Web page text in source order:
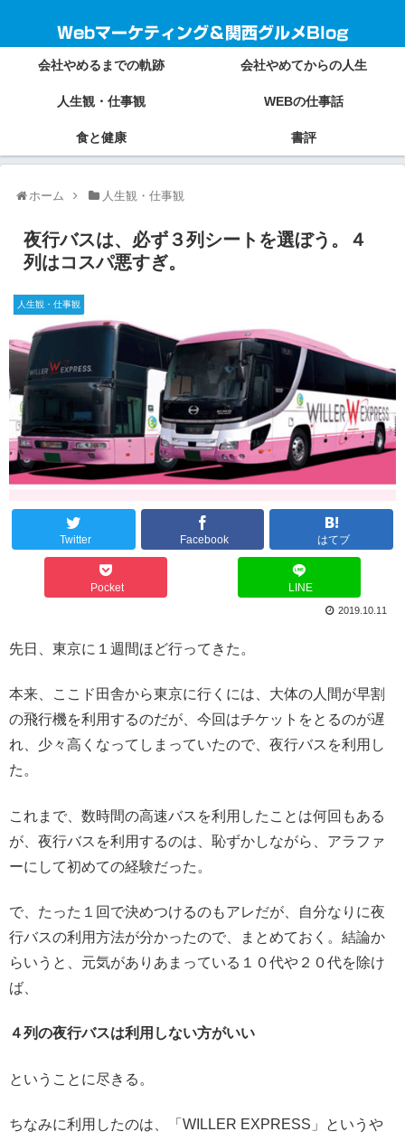
Webマーケティング＆関西グルメBlog
会社やめるまでの軌跡 会社やめてからの人生
人生観・仕事観 WEBの仕事話
食と健康 書評
ホーム 人生観・仕事観
夜行バスは、必ず３列シートを選ぼう。４
列はコスパ悪すぎ。
人生観・仕事観
Twitter Facebook はてブ
Pocket LINE
2019.10.11
先日、東京に１週間ほど行ってきた。
本来、ここド田舎から東京に行くには、大体の人間が早割
の飛行機を利用するのだが、今回はチケットをとるのが遅
れ、少々高くなってしまっていたので、夜行バスを利用し
た。
これまで、数時間の高速バスを利用したことは何回もある
が、夜行バスを利用するのは、恥ずかしながら、アラファ
ーにして初めての経験だった。
で、たった１回で決めつけるのもアレだが、自分なりに夜
行バスの利用方法が分かったので、まとめておく。結論か
らいうと、元気がありあまっている１０代や２０代を除け
ば、
４列の夜行バスは利用しない方がいい
ということに尽きる。
ちなみに利用したのは、「WILLER EXPRESS」というや